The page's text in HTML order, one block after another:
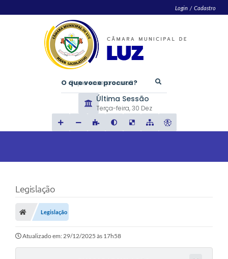
Login / Cadastro
O que voce procura?
Última Sessão
Terça-feira 30 Dez
Legislação
Legislação
Atualizado em: 29/12/2025 às 17h58